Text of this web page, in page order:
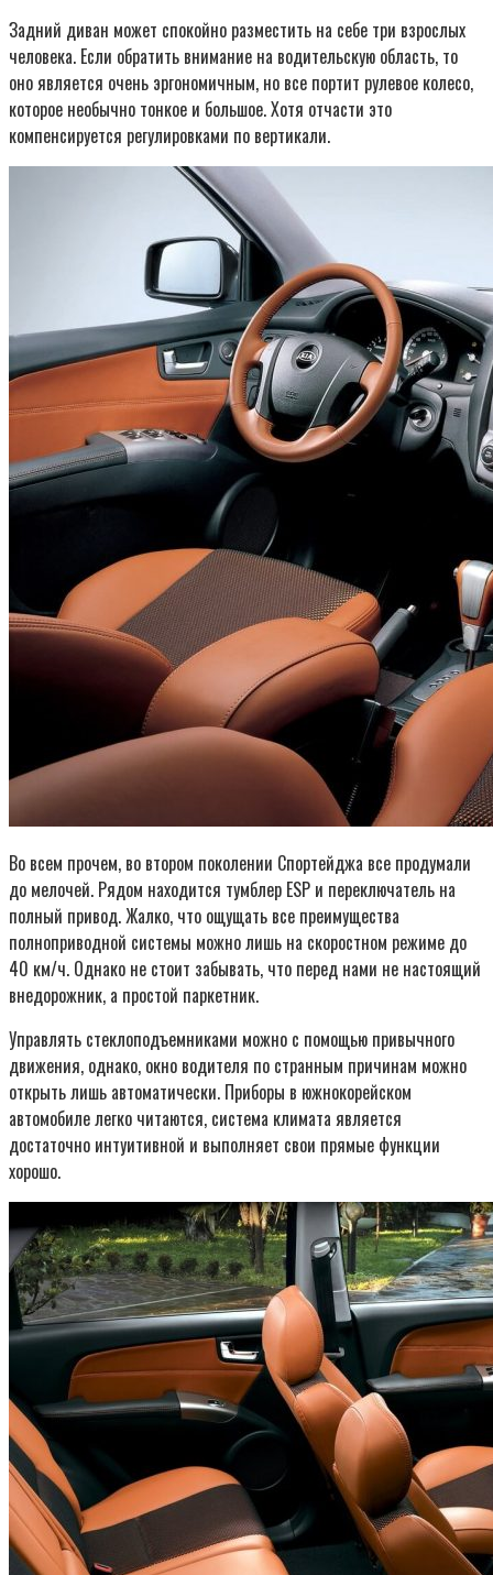
Задний диван может спокойно разместить на себе три взрослых
человека. Если обратить внимание на водительскую область, то
оно является очень эргономичным, но все портит рулевое колесо,
которое необычно тонкое и большое. Хотя отчасти это
компенсируется регулировками по вертикали.
Во всем прочем, во втором поколении Спортейджа все продумали
до мелочей. Рядом находится тумблер ESP и переключатель на
полный привод. Жалко, что ощущать все преимущества
полноприводной системы можно лишь на скоростном режиме до
40 км/ч. Однако не стоит забывать, что перед нами не настоящий
внедорожник, а простой паркетник.
Управлять стеклоподъемниками можно с помощью привычного
движения, однако, окно водителя по странным причинам можно
открыть лишь автоматически. Приборы в южнокорейском
автомобиле легко читаются, система климата является
достаточно интуитивной и выполняет свои прямые функции
хорошо.